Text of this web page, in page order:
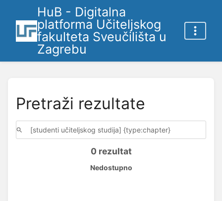
HuB - Digitalna
platforma Učiteljskog
fakulteta Sveučilišta u
Zagrebu
Pretraži rezultate
0 rezultat
Nedostupno